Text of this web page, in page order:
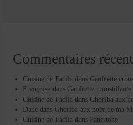
Commentaires
Cuisine de Fadila dans Gaufrette
Françoise dans Gaufrette
Cuisine de Fadila dans Ghoriba aux
Dane dans Ghoriba aux noix de ma
Cuisine de Fadila dans Panettone